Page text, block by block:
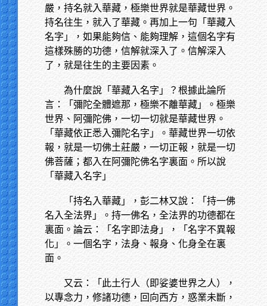
嚴，持名就入華藏，極樂世界就是華藏世界。
持名往生，就入了華藏。再加上一句「華藏入
名字」，如果能夠信、能夠理解，這個名字有
這樣殊勝的功德，信解就深入了。信解深入
了，就是往生的主要因素。
為什麼說「華藏入名字」？根據此論所
言：「彌陀全體遮那，極樂不離華藏」。極樂
世界、阿彌陀佛，一切一切就是華藏世界。
「華藏依正悉入彌陀名字」。華藏世界一切依
報，就是一切佛土莊嚴，一切正報，就是一切
佛菩薩；都入在阿彌陀佛名字裏面。所以說
「華藏入名字」
「持名入華藏」，彭二林又說：「持一佛
名入全法界」。持一佛名，全法界的功德都在
裏面。論云：「名字即法身」，「名字不異報
化」。一個名字，法身、報身、化身全在裏
面。
又云：「此土行人（即娑婆世界之人），
以專念力，修諸功德，回向西方，惑業未斷，